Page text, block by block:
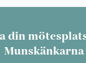
din
Munskänkarna